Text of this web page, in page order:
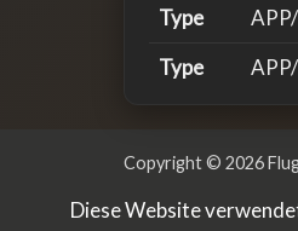
Type
Type
Type
Type
Diese Website
Copyright © 2026
Datenschutzerklärung